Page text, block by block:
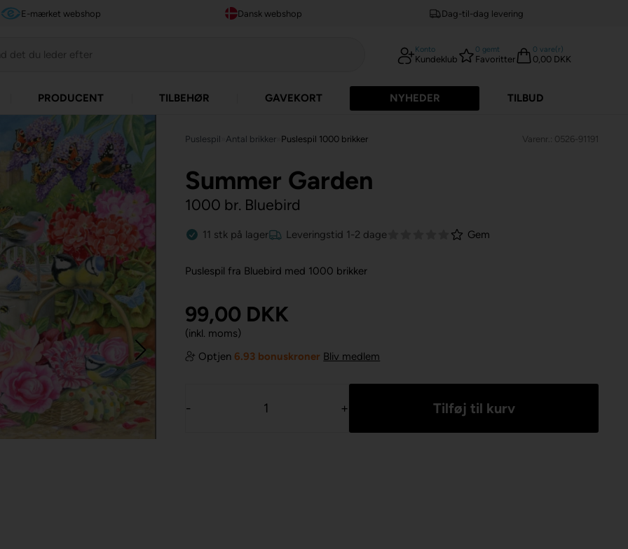
E-mærket webshop Dansk webshop Dag-til-dag levering
Konto
Kundeklub
0 gemt
Favoritter
0 vare(r)
0,00 DKK
PRODUCENT TILBEHØR GAVEKORT NYHEDER TILBUD
Puslespil Antal brikker Puslespil 1000 brikker Varenr.: 0526-91191
Summer Garden
1000 br. Bluebird
11 stk på lager Leveringstid 1-2 dage Gem
Puslespil fra Bluebird med 1000 brikker
99,00 DKK
(inkl. moms)
Optjen 6.93 bonuskroner Bliv medlem
- +